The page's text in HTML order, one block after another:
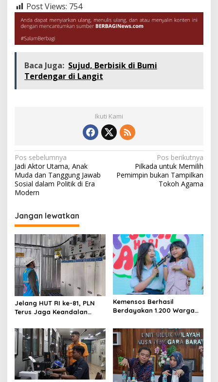
Post Views: 754
Baca Juga: Sujud, Berbisik di Bumi
Terdengar di Langit
Ikuti Kami
Navigasi
pos
Pos sebelumnya
Jadi Aktor Utama, Anak
Muda dan Tanggung Jawab
Sosial dalam Politik di Era
Modern
Pos berikutnya
Pilkada untuk Memilih
Pemimpin bukan Tampilkan
Tokoh Agama
Jangan lewatkan
Jelang HUT RI ke-81, PLN
Terus Jaga Keandalan
Perbatasan dengan Timor
Leste
Kemensos Berhasil
Berdayakan 1.200 Warga